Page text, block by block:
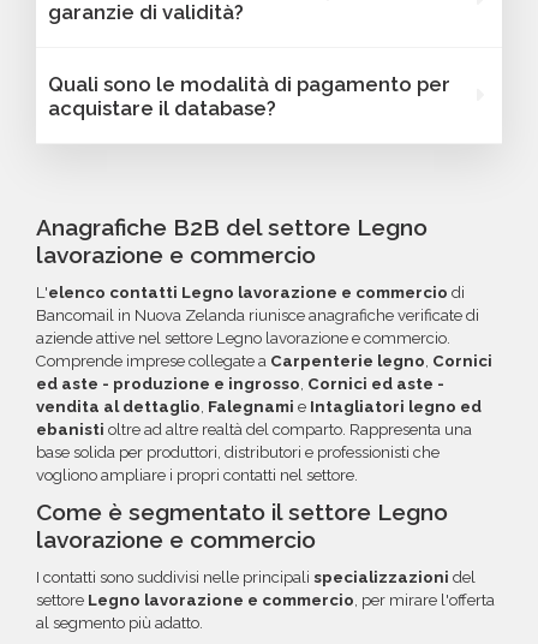
dipendenti, link ai profili social e altre
e personalizzare le tue campagne B2B.
Zelanda possono essere filtrati in base a
(città, provincia, regione, CAP), numero di
dipendenti, fatturato, forma giuridica o altri
criteri specifici. Se online non trovi la
il target perfetto per la tua campagna.
garanzie di validità?
database email Legno lavorazione e
commercio - Nuova Zelanda. Se riscontri
indirizzi email non validi entro 60 giorni
garanzia copre tutti gli errori come email
inesistenti o DNS errati.
Quali sono le modalità di pagamento per
acquistare il database?
i circuiti protetti Banca Sella e PayPal. Inoltre,
per acquisti voluminosi, è possibile acquistare
maggiori informazioni su come sfruttare
questa opzione.
Anagrafiche B2B del settore Legno
lavorazione e commercio
L'elenco contatti Legno lavorazione e commercio di
Bancomail in Nuova Zelanda riunisce anagrafiche verificate di
aziende attive nel settore Legno lavorazione e commercio.
Comprende imprese collegate a Carpenterie legno, Cornici
ed aste - produzione e ingrosso, Cornici ed aste -
vendita al dettaglio, Falegnami e Intagliatori legno ed
ebanisti oltre ad altre realtà del comparto. Rappresenta una
base solida per produttori, distributori e professionisti che
vogliono ampliare i propri contatti nel settore.
Come è segmentato il settore Legno
lavorazione e commercio
I contatti sono suddivisi nelle principali specializzazioni del
settore Legno lavorazione e commercio , per mirare l'offerta
al segmento più adatto.